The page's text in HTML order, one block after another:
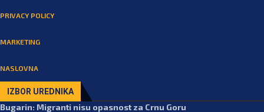
PRIVACY POLICY
MARKETING
NASLOVNA
IZBOR UREDNIKA
Bugarin: Migranti nisu opasnost za Crnu Goru